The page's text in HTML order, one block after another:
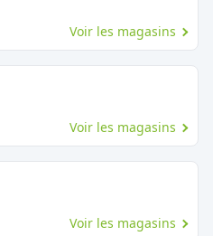
Voir les magasins
Voir les magasins
Voir les magasins